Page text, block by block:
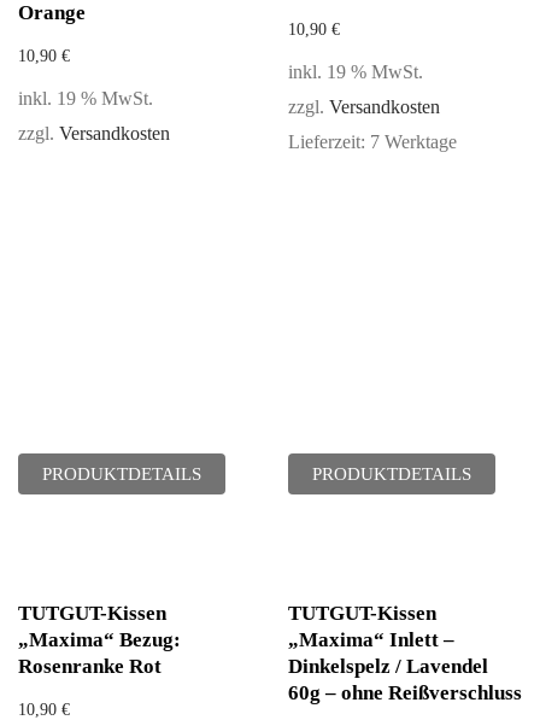
Orange
10,90 €
inkl. 19 % MwSt.
zzgl. Versandkosten
PRODUKTDETAILS
10,90 €
inkl. 19 % MwSt.
zzgl. Versandkosten
Lieferzeit: 7 Werktage
PRODUKTDETAILS
TUTGUT-Kissen
„Maxima“ Bezug:
Rosenranke Rot
10,90 €
TUTGUT-Kissen
„Maxima“ Inlett –
Dinkelspelz / Lavendel
60g – ohne Reißverschluss